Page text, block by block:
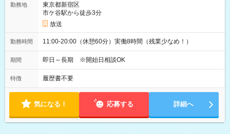
勤務地
東京都新宿区
市ケ谷駅から徒歩3分
放送
勤務時間 11:00-20:00（休憩60分）実働8時間（残業少なめ！）
期間 即日～長期 ※開始日相談OK
特徴 履歴書不要
気になる！ 応募する 詳細へ